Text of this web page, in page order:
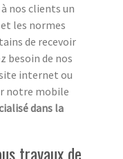
nos clients un
les normes
de recevoir
besoin de nos
internet ou
notre mobile
dans la
travaux de